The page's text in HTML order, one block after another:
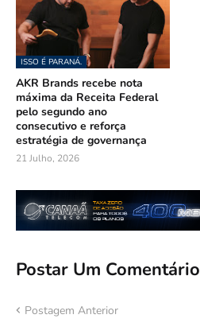
ISSO É PARANÁ.
AKR Brands recebe nota
máxima da Receita Federal
pelo segundo ano
consecutivo e reforça
estratégia de governança
21 Julho, 2026
Postar Um Comentário
Postagem Anterior